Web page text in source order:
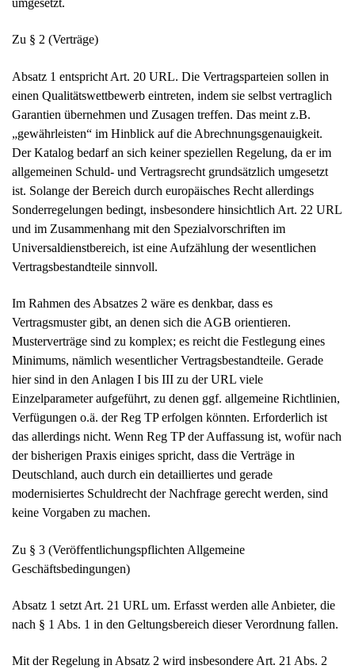
umgesetzt.
Zu § 2 (Verträge)
Absatz 1 entspricht Art. 20 URL. Die Vertragsparteien sollen in
einen Qualitätswettbewerb eintreten, indem sie selbst vertraglich
Garantien übernehmen und Zusagen treffen. Das meint z.B.
„gewährleisten“ im Hinblick auf die Abrechnungsgenauigkeit.
Der Katalog bedarf an sich keiner speziellen Regelung, da er im
allgemeinen Schuld- und Vertragsrecht grundsätzlich umgesetzt
ist. Solange der Bereich durch europäisches Recht allerdings
Sonderregelungen bedingt, insbesondere hinsichtlich Art. 22 URL
und im Zusammenhang mit den Spezialvorschriften im
Universaldienstbereich, ist eine Aufzählung der wesentlichen
Vertragsbestandteile sinnvoll.
Im Rahmen des Absatzes 2 wäre es denkbar, dass es
Vertragsmuster gibt, an denen sich die AGB orientieren.
Musterverträge sind zu komplex; es reicht die Festlegung eines
Minimums, nämlich wesentlicher Vertragsbestandteile. Gerade
hier sind in den Anlagen I bis III zu der URL viele
Einzelparameter aufgeführt, zu denen ggf. allgemeine Richtlinien,
Verfügungen o.ä. der Reg TP erfolgen könnten. Erforderlich ist
das allerdings nicht. Wenn Reg TP der Auffassung ist, wofür nach
der bisherigen Praxis einiges spricht, dass die Verträge in
Deutschland, auch durch ein detailliertes und gerade
modernisiertes Schuldrecht der Nachfrage gerecht werden, sind
keine Vorgaben zu machen.
Zu § 3 (Veröffentlichungspflichten Allgemeine
Geschäftsbedingungen)
Absatz 1 setzt Art. 21 URL um. Erfasst werden alle Anbieter, die
nach § 1 Abs. 1 in den Geltungsbereich dieser Verordnung fallen.
Mit der Regelung in Absatz 2 wird insbesondere Art. 21 Abs. 2